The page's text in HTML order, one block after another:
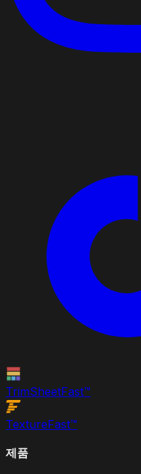
TrimSheetFast™
TextureFast™
제품